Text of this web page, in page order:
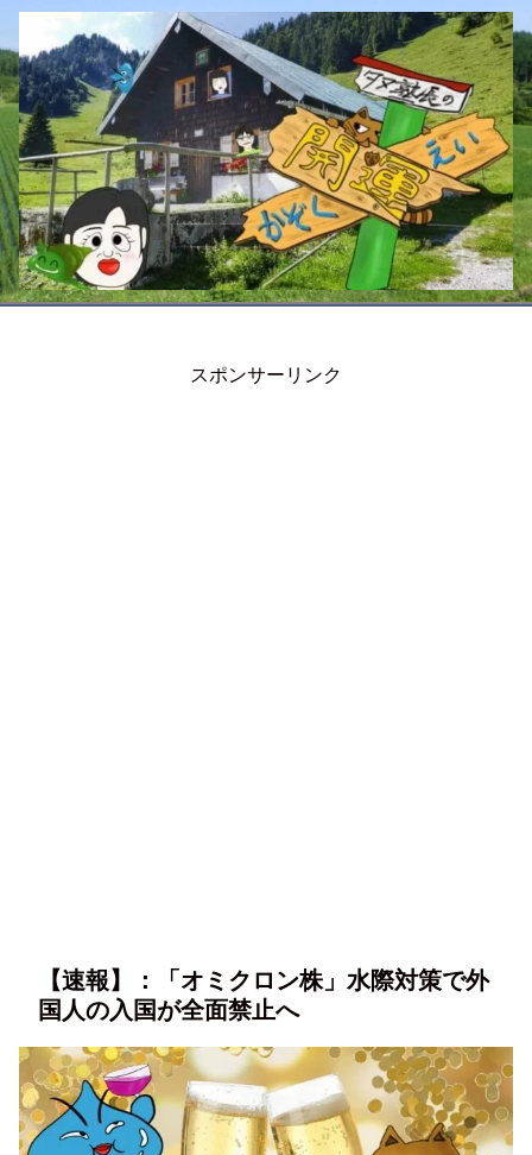
スポンサーリンク
【速報】：「オミクロン株」水際対策で外
国人の入国が全面禁止へ